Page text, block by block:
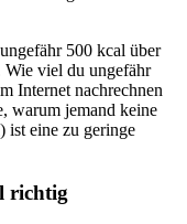
500 kcal über
Wie viel du ungefähr
Internet nachrechnen
warum jemand keine
ist eine zu geringe
richtig